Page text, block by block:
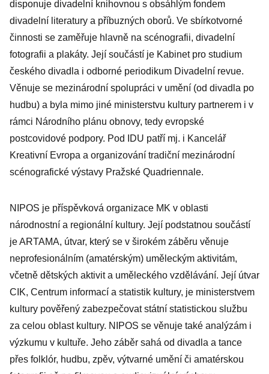
disponuje divadelní knihovnou s obsáhlým fondem
divadelní literatury a příbuzných oborů. Ve sbírkotvorné
činnosti se zaměřuje hlavně na scénografii, divadelní
fotografii a plakáty. Její součástí je Kabinet pro studium
českého divadla i odborné periodikum Divadelní revue.
Věnuje se mezinárodní spolupráci v umění (od divadla po
hudbu) a byla mimo jiné ministerstvu kultury partnerem i v
rámci Národního plánu obnovy, tedy evropské
postcovidové podpory. Pod IDU patří mj. i Kancelář
Kreativní Evropa a organizování tradiční mezinárodní
scénografické výstavy Pražské Quadriennale.
NIPOS je příspěvková organizace MK v oblasti
národnostní a regionální kultury. Její podstatnou součástí
je ARTAMA, útvar, který se v širokém záběru věnuje
neprofesionálním (amatérským) uměleckým aktivitám,
včetně dětských aktivit a uměleckého vzdělávání. Její útvar
CIK, Centrum informací a statistik kultury, je ministerstvem
kultury pověřený zabezpečovat státní statistickou službu
za celou oblast kultury. NIPOS se věnuje také analýzám i
výzkumu v kultuře. Jeho záběr sahá od divadla a tance
přes folklór, hudbu, zpěv, výtvarné umění či amatérskou